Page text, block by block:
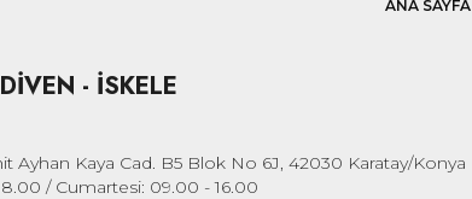
ANA SAYFA
- İSKELE
Ayhan Kaya Cad. B5 Blok No 6J, 42030 Karatay/Konya
/ Cumartesi: 09.00 - 16.00